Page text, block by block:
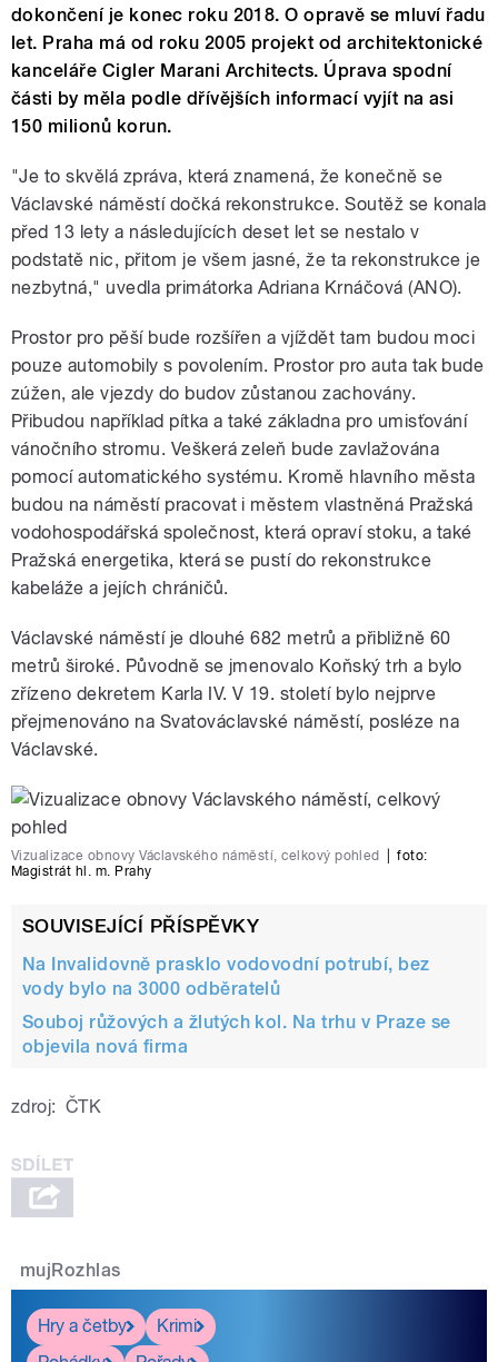
dokončení je konec roku 2018. O opravě se mluví řadu
let. Praha má od roku 2005 projekt od architektonické
kanceláře Cigler Marani Architects. Úprava spodní
části by měla podle dřívějších informací vyjít na asi
150 milionů korun.
"Je to skvělá zpráva, která znamená, že konečně se
Václavské náměstí dočká rekonstrukce. Soutěž se konala
před 13 lety a následujících deset let se nestalo v
podstatě nic, přitom je všem jasné, že ta rekonstrukce je
nezbytná," uvedla primátorka Adriana Krnáčová (ANO).
Prostor pro pěší bude rozšířen a vjíždět tam budou moci
pouze automobily s povolením. Prostor pro auta tak bude
zúžen, ale vjezdy do budov zůstanou zachovány.
Přibudou například pítka a také základna pro umisťování
vánočního stromu. Veškerá zeleň bude zavlažována
pomocí automatického systému. Kromě hlavního města
budou na náměstí pracovat i městem vlastněná Pražská
vodohospodářská společnost, která opraví stoku, a také
Pražská energetika, která se pustí do rekonstrukce
kabeláže a jejích chráničů.
Václavské náměstí je dlouhé 682 metrů a přibližně 60
metrů široké. Původně se jmenovalo Koňský trh a bylo
zřízeno dekretem Karla IV. V 19. století bylo nejprve
přejmenováno na Svatováclavské náměstí, posléze na
Václavské.
Vizualizace obnovy Václavského náměstí, celkový pohled
foto:
Magistrát hl. m. Prahy
SOUVISEJÍCÍ PŘÍSPĚVKY
Na Invalidovně prasklo vodovodní potrubí, bez
vody bylo na 3000 odběratelů
Souboj růžových a žlutých kol. Na trhu v Praze se
objevila nová firma
zdroj: ČTK
mujRozhlas
Hry a četby
Krimi